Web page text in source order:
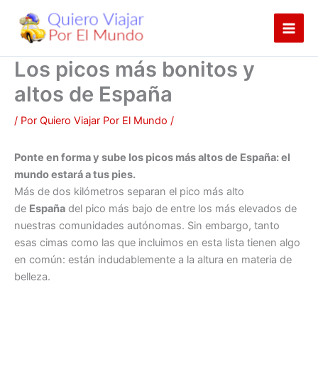
contenido
Los picos más bonitos y
altos de España
/ Por Quiero Viajar Por El Mundo /
Ponte en forma y sube los picos más altos de España: el
mundo estará a tus pies.
Más de dos kilómetros separan el pico más alto
de España del pico más bajo de entre los más elevados de
nuestras comunidades autónomas. Sin embargo, tanto
esas cimas como las que incluimos en esta lista tienen algo
en común: están indudablemente a la altura en materia de
belleza.